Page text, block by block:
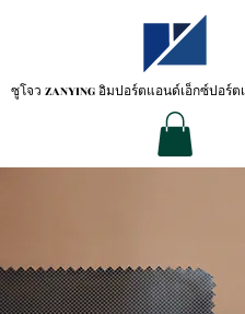
ซูโจว ZANYINGอิมปอร์ตแอนด์เอ็กซ์ปอร์ต